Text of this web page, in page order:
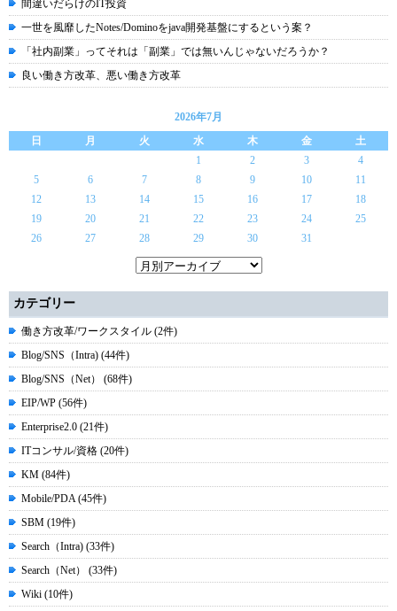
間違いだらけのIT投資
一世を風靡したNotes/Dominoをjava開発基盤にするという案？
「社内副業」ってそれは「副業」では無いんじゃないだろうか？
良い働き方改革、悪い働き方改革
2026年7月
日
月 火 水 木 金
土
1
2 3
4
5
6 7 8 9 10
11
12
13 14 15 16 17
18
19
20 21 22 23 24
25
26
27 28 29 30 31
カテゴリー
働き方改革/ワークスタイル (2件)
Blog/SNS（Intra) (44件)
Blog/SNS（Net） (68件)
EIP/WP (56件)
Enterprise2.0 (21件)
ITコンサル/資格 (20件)
KM (84件)
Mobile/PDA (45件)
SBM (19件)
Search（Intra) (33件)
Search（Net） (33件)
Wiki (10件)